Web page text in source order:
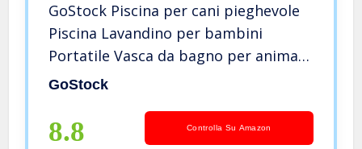
GoStock Piscina per cani pieghevole
Piscina Lavandino per bambini
Portatile Vasca da bagno per animali
domestici Cane grande Gatt
animali domestici) 120*30CM
GoStock
8.8 Controlla Su Amazon